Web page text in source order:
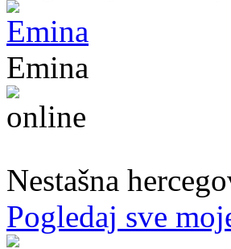
Emina
Nestašna
Pogledaj sve